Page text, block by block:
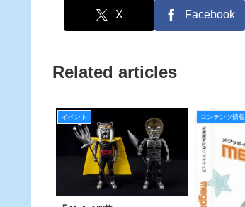
X Facebook
Related articles
イベント コンテンツ情報